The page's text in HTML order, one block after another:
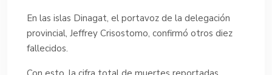
En las islas Dinagat, el portavoz de la delegación
provincial, Jeffrey Crisostomo, confirmó otros diez
fallecidos.